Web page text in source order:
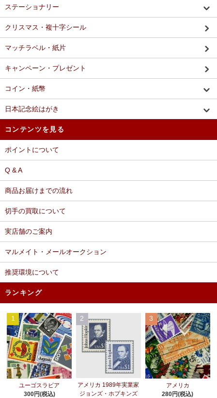
ステーショナリー
クリスマス・複十字シール
マッチラベル・紙片
キャンペーン・プレゼント
コイン・紙幣
日本記念絵はがき
コンテンツを見る
ポイントについて
Q & A
商品お届けまでの流れ
切手の買取について
実店舗のご案内
マルメイト・メールオークション
推奨環境について
ランキング
1
ユーゴスラビア
300円(税込)
2
アメリカ 1989年実業家
ジョンズ・ホプキンズ
3
アメリカ
280円(税込)